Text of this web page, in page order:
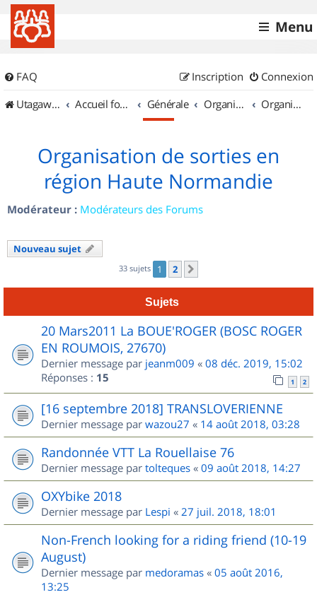
Menu
FAQ Connexion
Inscription
UtagawaVTT (Randos VTT et VTTAE avec traces GPS)
Accueil forum Générale Organisation de sorties & Recherche de partenaires Organisation de sorties en région Haute Normandie
Organisation de sorties en
région Haute Normandie
Modérateur : Modérateurs des Forums
Nouveau sujet
33 sujets 1 2
Sujets
20 Mars2011 La BOUE'ROGER (BOSC ROGER
EN ROUMOIS, 27670)
Dernier message par jeanm009 « 08 déc. 2019, 15:02
Réponses : 15 1 2
[16 septembre 2018] TRANSLOVERIENNE
Dernier message par wazou27 « 14 août 2018, 03:28
Randonnée VTT La Rouellaise 76
Dernier message par tolteques « 09 août 2018, 14:27
OXYbike 2018
Dernier message par Lespi « 27 juil. 2018, 18:01
Non-French looking for a riding friend (10-19
August)
Dernier message par medoramas « 05 août 2016,
13:25